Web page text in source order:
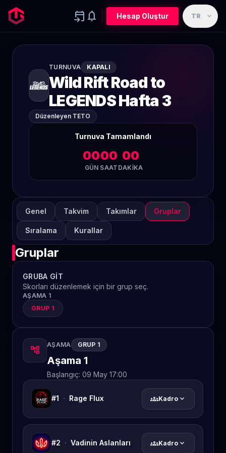
event_upcoming notifications Hesap Oluştur TR expand_more
TURNUVA KAPALI
Wild Rift Road to
LEGENDS Hafta 3
Düzenleyen TETO
Turnuva Tamamlandı
00
GÜN
00
SAAT
00
DAKIKA
Genel Takvim Takımlar Gruplar
Sıralama Kurallar
Gruplar
GRUBA GIT
Skorları düzenlemek için bir grup seç.
AŞAMA 1
GRUP 1
account_tree AŞAMA GRUP 1
Aşama 1
Başlangıç: 09 May 17:00
#1 · Rage Flux groupsKadro expand_more
#2 · Vadinin Aslanları groupsKadro expand_more